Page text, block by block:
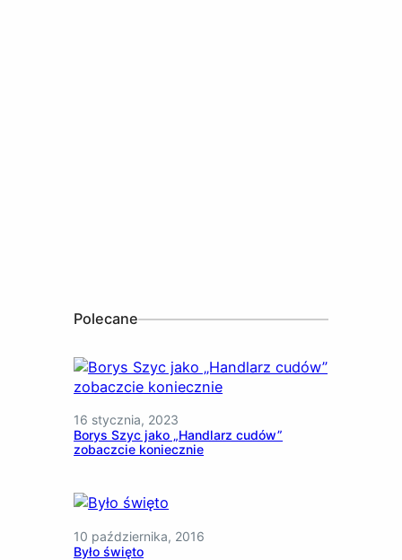
Polecane
16 stycznia, 2023
Borys Szyc jako „Handlarz cudów”
zobaczcie koniecznie
10 października, 2016
Było święto